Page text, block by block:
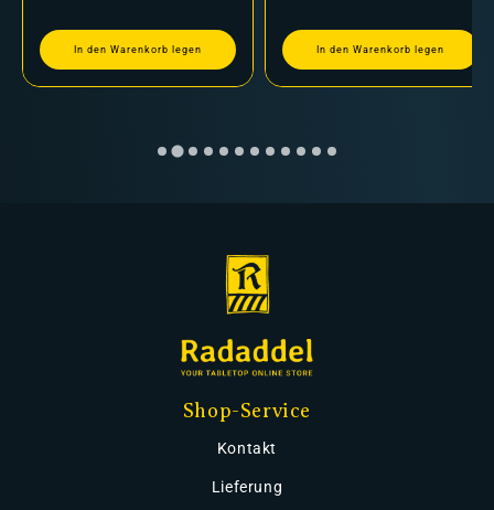
In den Warenkorb legen In den Warenkorb legen
Shop-Service
Kontakt
Lieferung